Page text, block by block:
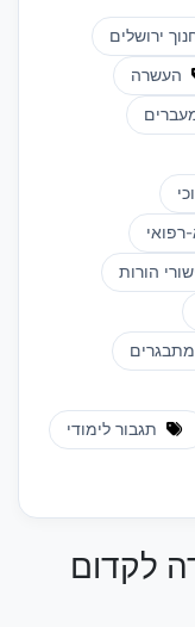
ירושלים
העשרה
רפואי
הורות
מתבגרים
תגבור לימודי
לקדום